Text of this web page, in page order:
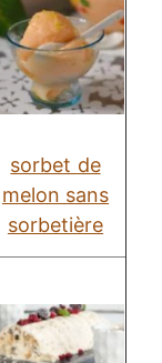
sorbet de
melon sans
sorbetière